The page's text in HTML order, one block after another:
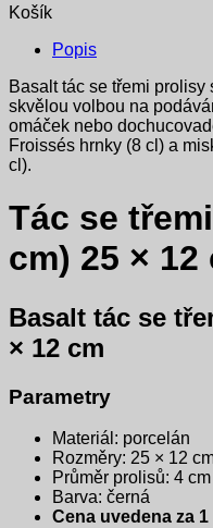
Košík
Popis
Basalt tác se třemi
skvělou volbou na
omáček nebo
Froissés hrnky (8 cl) a
cl).
Tác se
cm) 25 × 12
Basalt tác se
× 12 cm
Parametry
Materiál: porcelán
Rozměry: 25 × 12
Průměr prolisů: 4 cm
Barva: černá
Cena uvedena za